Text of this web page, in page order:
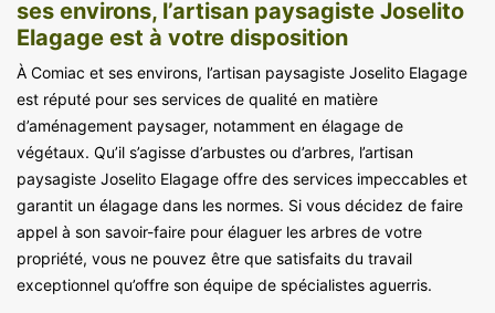
ses environs, l’artisan paysagiste Joselito
Elagage est à votre disposition
À Comiac et ses environs, l’artisan paysagiste Joselito Elagage
est réputé pour ses services de qualité en matière
d’aménagement paysager, notamment en élagage de
végétaux. Qu’il s’agisse d’arbustes ou d’arbres, l’artisan
paysagiste Joselito Elagage offre des services impeccables et
garantit un élagage dans les normes. Si vous décidez de faire
appel à son savoir-faire pour élaguer les arbres de votre
propriété, vous ne pouvez être que satisfaits du travail
exceptionnel qu’offre son équipe de spécialistes aguerris.